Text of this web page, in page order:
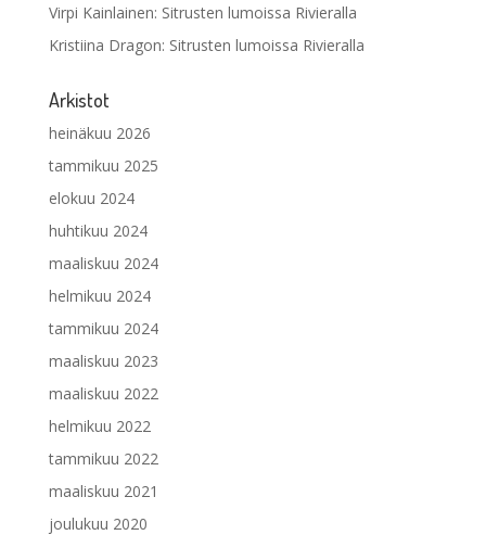
Virpi Kainlainen: Sitrusten lumoissa Rivieralla
Kristiina Dragon: Sitrusten lumoissa Rivieralla
Arkistot
heinäkuu 2026
tammikuu 2025
elokuu 2024
huhtikuu 2024
maaliskuu 2024
helmikuu 2024
tammikuu 2024
maaliskuu 2023
maaliskuu 2022
helmikuu 2022
tammikuu 2022
maaliskuu 2021
joulukuu 2020